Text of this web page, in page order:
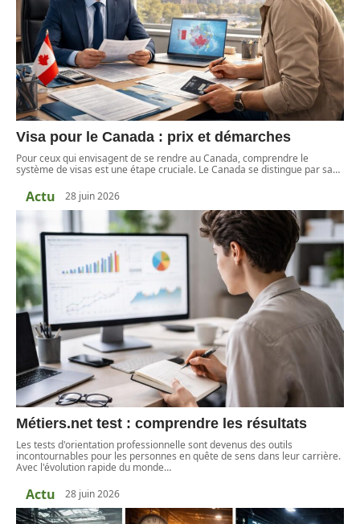
Visa pour le Canada : prix et démarches
Pour ceux qui envisagent de se rendre au Canada, comprendre le
système de visas est une étape cruciale. Le Canada se distingue par sa…
Actu 28 juin 2026
Métiers.net test : comprendre les résultats
Les tests d'orientation professionnelle sont devenus des outils
incontournables pour les personnes en quête de sens dans leur carrière.
Avec l'évolution rapide du monde…
Actu 28 juin 2026